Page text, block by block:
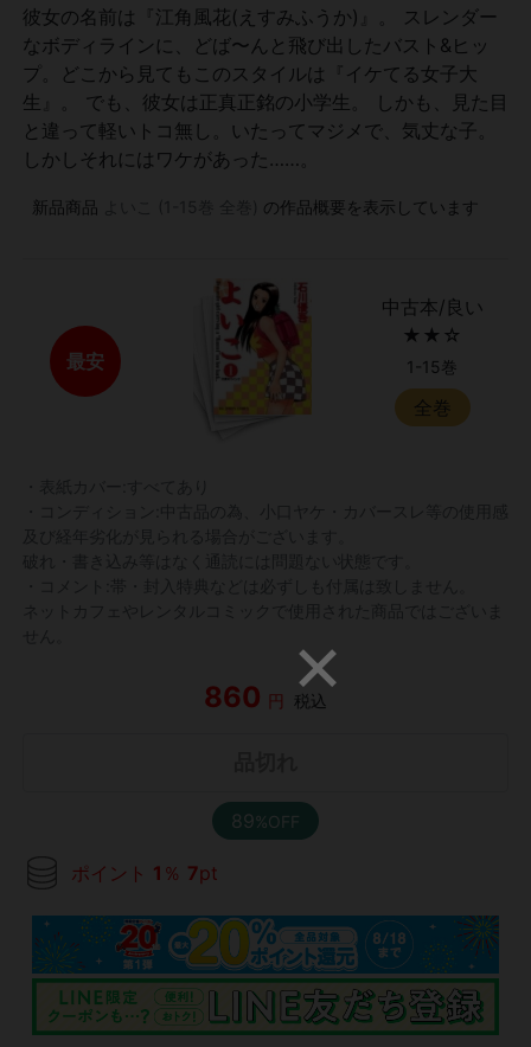
彼女の名前は『江角風花(えすみふうか)』。 スレンダー
なボディラインに、どば〜んと飛び出したバスト&ヒッ
プ。どこから見てもこのスタイルは『イケてる女子大
生』。 でも、彼女は正真正銘の小学生。 しかも、見た目
と違って軽いトコ無し。いたってマジメで、気丈な子。
しかしそれにはワケがあった……。
新品商品 の作品概要を表示しています
最安
中古本/良い
★★☆
1-15巻
全巻
860 円 税込
89%OFF
ポイント 1 ％ 7pt